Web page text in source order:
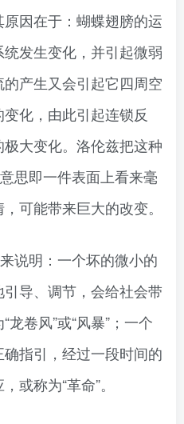
因在于：蝴蝶翅膀的运
发生变化，并引起微弱
产生又会引起它四周空
化，由此引起连锁反
大变化。洛伦兹把这种
思即一件表面上看来毫
可能带来巨大的改变。
说明：一个坏的微小的
导、调节，会给社会带
卷风”或“风暴”；一个
指引，经过一段时间的
或称为“革命”。